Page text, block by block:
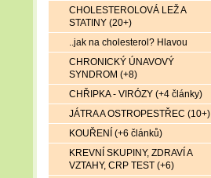
CHOLESTEROLOVÁ LEŽ A
STATINY (20+)
..jak na cholesterol? Hlavou
CHRONICKÝ ÚNAVOVÝ
SYNDROM (+8)
CHŘIPKA - VIRÓZY (+4 články)
JÁTRA A OSTROPESTŘEC (10+)
KOUŘENÍ (+6 článků)
KREVNÍ SKUPINY, ZDRAVÍ A
VZTAHY, CRP TEST (+6)